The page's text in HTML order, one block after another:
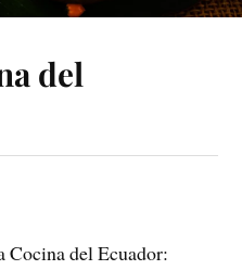
del
Cocina del Ecuador: